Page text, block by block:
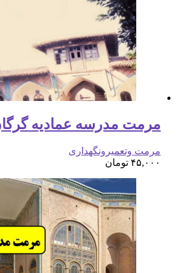
مرمت مدرسه عمادیه گرگان ( 169
مرمت وتعمیرونگهداری
۴۵,۰۰۰ تومان